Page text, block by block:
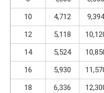
10
4,712 9,394
12
5,118
14
5,524
16
5,930
18
6,336